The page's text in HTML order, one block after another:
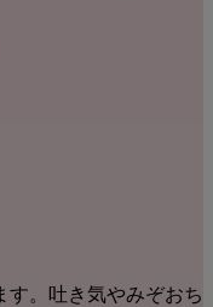
す。吐き気やみぞおち